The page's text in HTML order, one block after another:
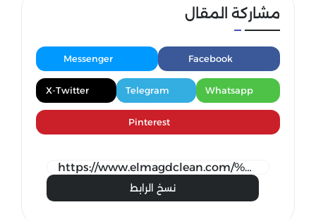
مشاركة المقال
Facebook
Messenger
Whatsapp
Telegram
X-Twitter
Pinterest
نسخ الرابط